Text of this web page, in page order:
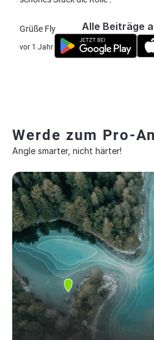
Grüße Fly
vor 1 Jahr
Alle Beiträge
Werde zum Pro-
Angle smarter, nicht härter!